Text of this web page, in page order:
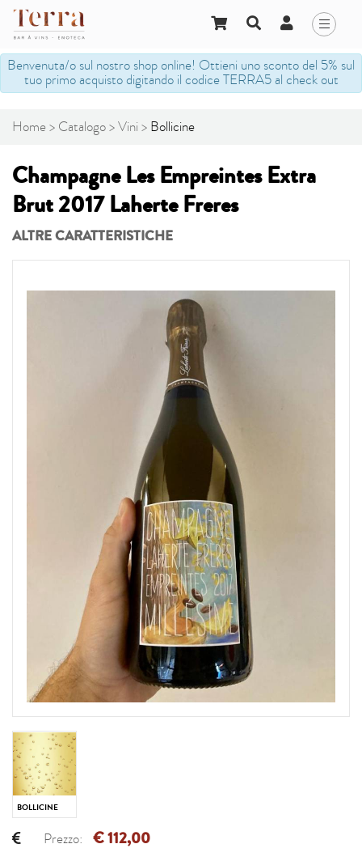
Benvenuta/o sul nostro shop online! Ottieni uno sconto del 5% sul
tuo primo acquisto digitando il codice TERRA5 al check out
Home Catalogo Vini Bollicine
Champagne Les Empreintes Extra
Brut 2017 Laherte Freres
ALTRE CARATTERISTICHE
BOLLICINE
Prezzo: € 112,00